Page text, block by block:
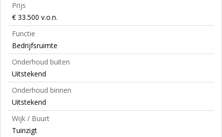
Prijs
€ 33.500 v.o.n.
Functie
Bedrijfsruimte
Onderhoud buiten
Uitstekend
Onderhoud binnen
Uitstekend
Wijk / Buurt
Tuinzigt